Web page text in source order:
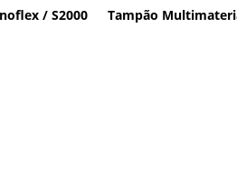
/ S2000
Tampão